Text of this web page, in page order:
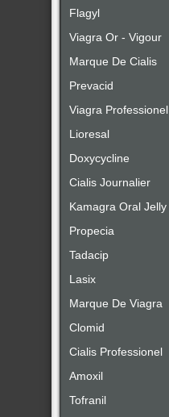
Flagyl
Viagra Or - Vigour
Marque De Cialis
Prevacid
Viagra Professionel
Lioresal
Doxycycline
Cialis Journalier
Kamagra Oral Jelly
Propecia
Tadacip
Lasix
Marque De Viagra
Clomid
Cialis Professionel
Amoxil
Tofranil